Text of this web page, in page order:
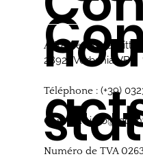
Adresse : Via S.
28921 Verbania VB
Téléphone : (+39)
Courriel :
Numéro de TVA